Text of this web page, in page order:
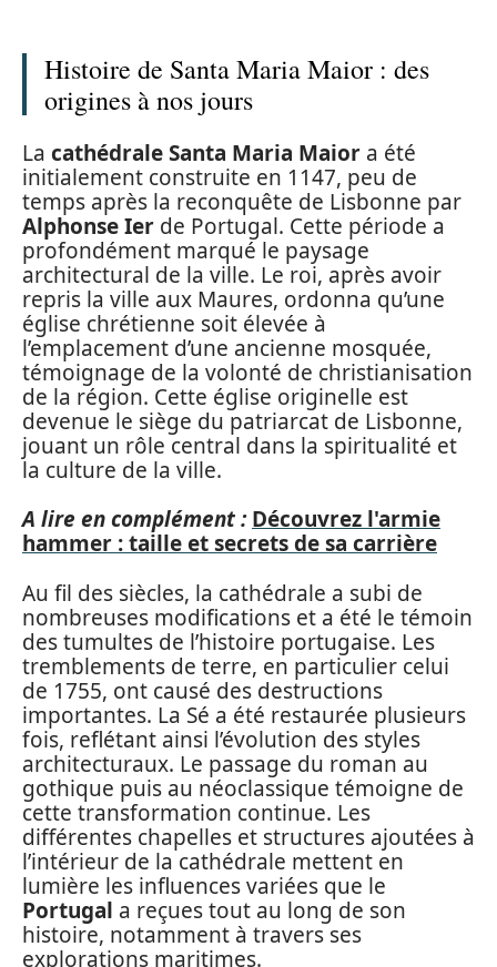
Histoire de Santa Maria Maior : des
origines à nos jours
La cathédrale Santa Maria Maior a été
initialement construite en 1147, peu de
temps après la reconquête de Lisbonne par
Alphonse Ier de Portugal. Cette période a
profondément marqué le paysage
architectural de la ville. Le roi, après avoir
repris la ville aux Maures, ordonna qu’une
église chrétienne soit élevée à
l’emplacement d’une ancienne mosquée,
témoignage de la volonté de christianisation
de la région. Cette église originelle est
devenue le siège du patriarcat de Lisbonne,
jouant un rôle central dans la spiritualité et
la culture de la ville.
A lire en complément : Découvrez l'armie
hammer : taille et secrets de sa carrière
Au fil des siècles, la cathédrale a subi de
nombreuses modifications et a été le témoin
des tumultes de l’histoire portugaise. Les
tremblements de terre, en particulier celui
de 1755, ont causé des destructions
importantes. La Sé a été restaurée plusieurs
fois, reflétant ainsi l’évolution des styles
architecturaux. Le passage du roman au
gothique puis au néoclassique témoigne de
cette transformation continue. Les
différentes chapelles et structures ajoutées à
l’intérieur de la cathédrale mettent en
lumière les influences variées que le
Portugal a reçues tout au long de son
histoire, notamment à travers ses
explorations maritimes.